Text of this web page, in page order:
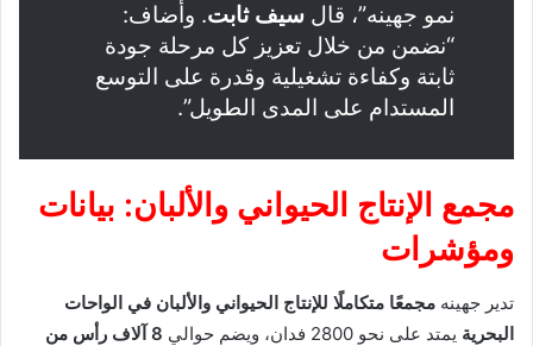
نمو جهينه”، قال سيف ثابت. وأضاف:
“نضمن من خلال تعزيز كل مرحلة جودة
ثابتة وكفاءة تشغيلية وقدرة على التوسع
المستدام على المدى الطويل”.
مجمع الإنتاج الحيواني والألبان: بيانات
ومؤشرات
تدير جهينه مجمعًا متكاملًا للإنتاج الحيواني والألبان في الواحات
البحرية يمتد على نحو 2800 فدان، ويضم حوالي
8 آلاف رأس من